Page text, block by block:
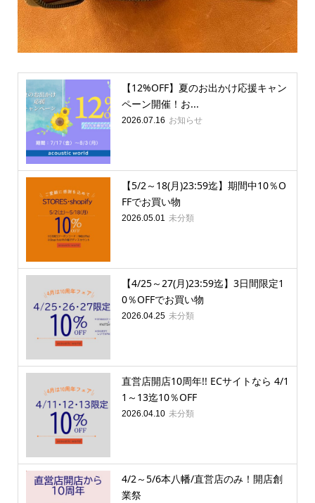
【12%OFF】夏のお出かけ応援キャン
ペーン開催！お...
2026.07.16 お知らせ
【5/2～18(月)23:59迄】期間中10％O
FFでお買い物
2026.05.01 未分類
【4/25～27(月)23:59迄】3日間限定1
0％OFFでお買い物
2026.04.25 未分類
直営店開店10周年!! ECサイトなら 4/1
1～13迄10％OFF
2026.04.10 未分類
4/2～5/6本八幡/直営店のみ！開店創
業祭